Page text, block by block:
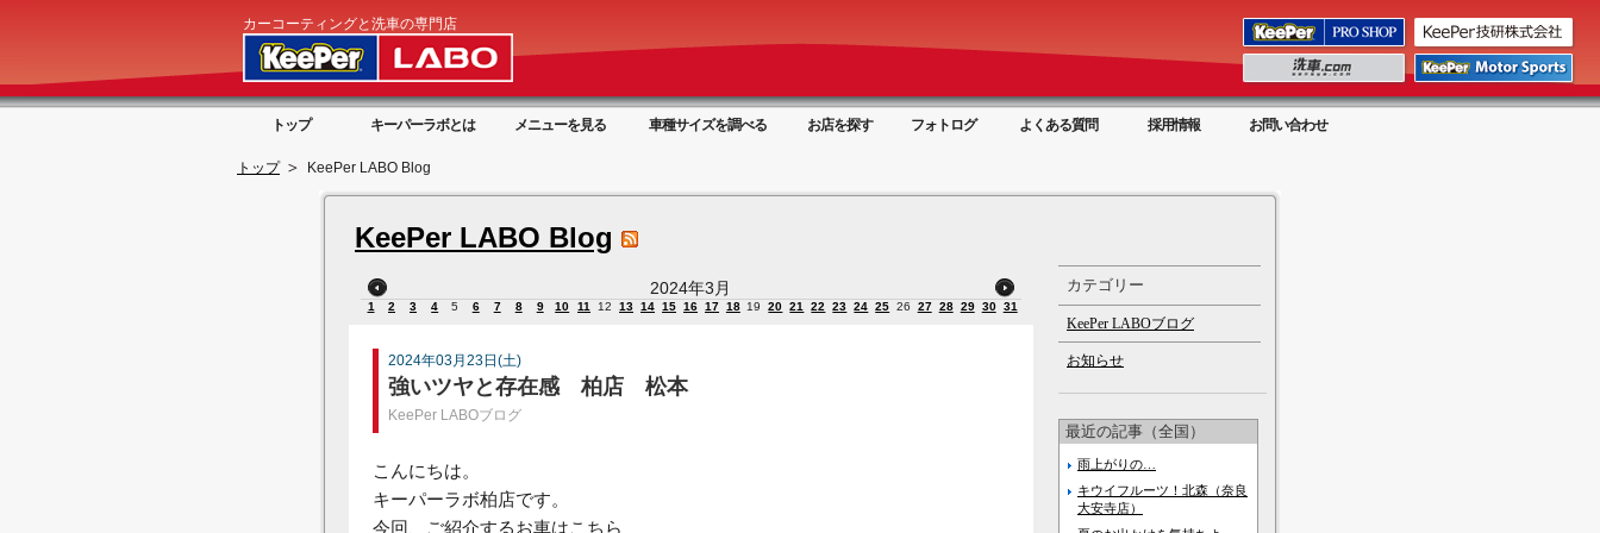
カーコーティングと洗車の専門店
トップ キーパーラボとは メニューを見る 車種サイズを調べる お店を探す フォトログ よくある質問 採用情報 お問い合わせ
トップ KeePer LABO Blog
KeePer LABO Blog
2024年3月
1 2 3 4 5 6 7 8 9 10 11 12 13 14 15 16 17 18 19 20 21 22 23 24 25 26 27 28 29 30 31
2024年03月23日(土)
強いツヤと存在感 柏店 松本
KeePer LABOブログ
こんにちは。
キーパーラボ柏店です。
今回、ご紹介するお車はこちら
カテゴリー
KeePer LABOブログ
お知らせ
最近の記事（全国）
雨上がりの…
キウイフルーツ！北森（奈良
大安寺店）